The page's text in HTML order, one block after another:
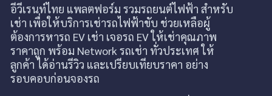
อีวีเรนท์ไทย แพลตฟอร์ม รวมรถยนต์ไฟฟ้า สำหรับ
เช่า เพื่อให้บริการเช่ารถไฟฟ้าขับ ช่วยเหลือผู้
ต้องการหารถ EV เช่า เจอรถ EV ให้เช่าคุณภาพ
ราคาถูก พร้อม Network รถเช่า ทั่วประเทศ ให้
ลูกค้า ได้อ่านรีวิว และเปรียบเทียบราคา อย่าง
รอบคอบก่อนจองรถ